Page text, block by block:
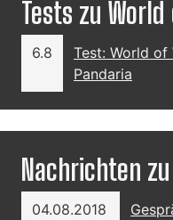
Tests zu
6.8
Test: World
Pandaria
Nachrichten
04.08.2018